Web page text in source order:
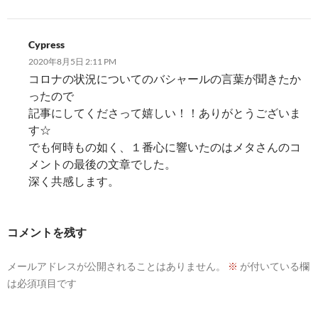
Cypress
2020年8月5日 2:11 PM
コロナの状況についてのバシャールの言葉が聞きたか
ったので
記事にしてくださって嬉しい！！ありがとうございま
す☆
でも何時もの如く、１番心に響いたのはメタさんのコ
メントの最後の文章でした。
深く共感します。
コメントを残す
メールアドレスが公開されることはありません。 ※ が付いている欄
は必須項目です